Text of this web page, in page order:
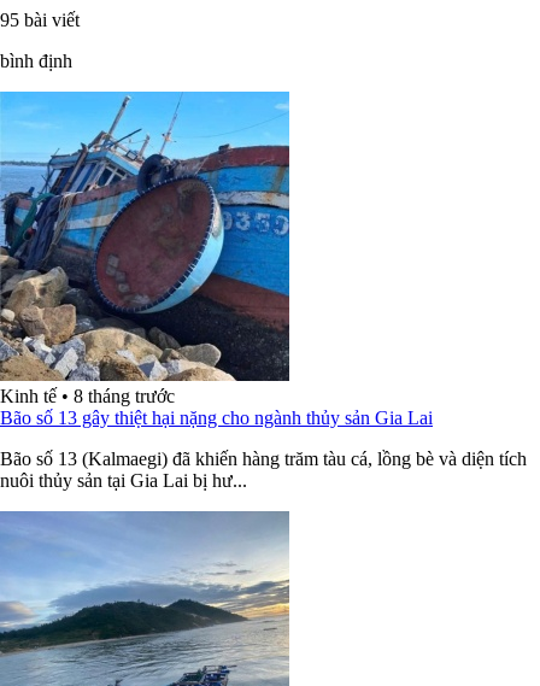
95 bài viết
bình định
Kinh tế • 8 tháng trước
Bão số 13 gây thiệt hại nặng cho ngành thủy sản Gia Lai
Bão số 13 (Kalmaegi) đã khiến hàng trăm tàu cá, lồng bè và diện tích
nuôi thủy sản tại Gia Lai bị hư...